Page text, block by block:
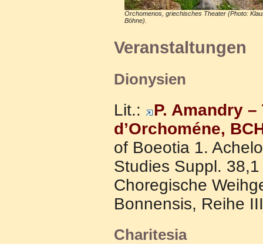
Orchomenos, griechisches Theater (Photo:
Böhne).
Veranstaltungen
Dionysien
Lit.:
P. Amandry
d’Orchoméne,
of Boeotia 1.
Studies Suppl.
Choregische
Bonnensis, Reihe
Charitesia